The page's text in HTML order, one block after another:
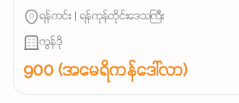
ရန်ကင်း | ရန်ကုန်တိုင်းဒေသကြီး
ကွန်ဒို
900 (အမေရိကန်ဒေါ်လာ)